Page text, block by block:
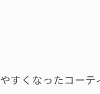
くなったコーテ